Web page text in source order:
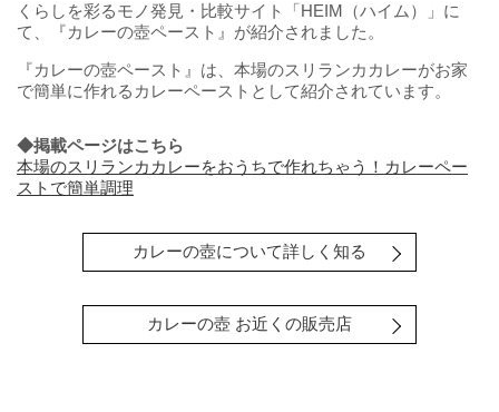
くらしを彩るモノ発見・比較サイト「HEIM（ハイム）」に
て、『カレーの壺ペースト』が紹介されました。
『カレーの壺ペースト』は、本場のスリランカカレーがお家
で簡単に作れるカレーペーストとして紹介されています。
◆掲載ページはこちら
本場のスリランカカレーをおうちで作れちゃう！カレーペー
ストで簡単調理
カレーの壺について詳しく知る
カレーの壺 お近くの販売店